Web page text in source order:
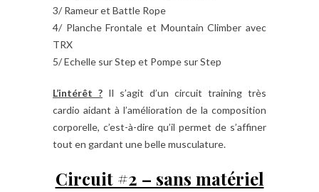
3/ Rameur et Battle Rope
4/ Planche Frontale et Mountain Climber avec
TRX
5/ Echelle sur Step et Pompe sur Step
L’intérêt ? Il s’agit d’un circuit training très
cardio aidant à l’amélioration de la composition
corporelle, c’est-à-dire qu’il permet de s’affiner
tout en gardant une belle musculature.
Circuit #2 – sans matériel